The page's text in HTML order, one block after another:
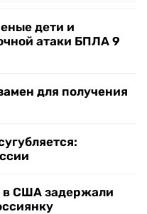
дети и
атаки БПЛА 9
для получения
в США задержали